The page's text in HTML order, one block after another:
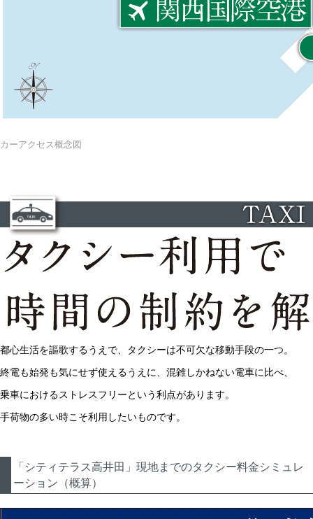
カーアクセス概念図
都心生活を謳歌するうえで、 タクシーは不可欠な移動手段の一つ。
終電も始発も気にせず使えるうえに、 混雑しかねない電車に比べ、
乗車におけるストレスフリーという利点があります。
手荷物の多い時こそ利用したいものです。
「シティテラス高井田」現地までのタクシー料金シミュレ
ーション（概算）